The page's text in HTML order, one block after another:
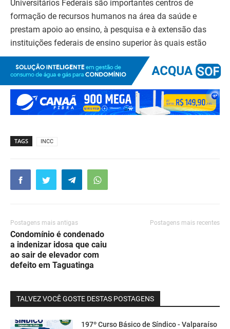
Universitários Federais são importantes centros de
formação de recursos humanos na área da saúde e
prestam apoio ao ensino, à pesquisa e à extensão das
instituições federais de ensino superior às quais estão
TAGS INCC
Postagens mais antigas
Condomínio é condenado
a indenizar idosa que caiu
ao sair de elevador com
defeito em Taguatinga
Postagens mais recentes
TALVEZ VOCÊ GOSTE DESTAS POSTAGENS
197º Curso Básico de Síndico - Valparaíso